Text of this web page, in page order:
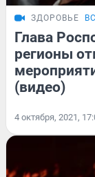
ЗДОРОВЬЕ
Глава
регионы
(видео)
4 октября, 2021,